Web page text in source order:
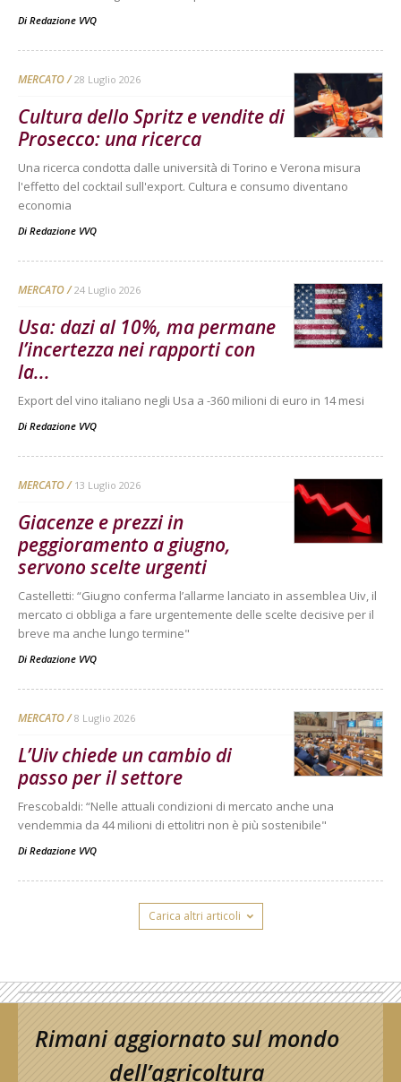
Di Redazione VVQ
MERCATO 28 Luglio 2026
Cultura dello Spritz e vendite di
Prosecco: una ricerca
Una ricerca condotta dalle università di Torino e Verona misura
l'effetto del cocktail sull'export. Cultura e consumo diventano
economia
Di Redazione VVQ
MERCATO 24 Luglio 2026
Usa: dazi al 10%, ma permane
l’incertezza nei rapporti con
la...
Export del vino italiano negli Usa a -360 milioni di euro in 14 mesi
Di Redazione VVQ
MERCATO 13 Luglio 2026
Giacenze e prezzi in
peggioramento a giugno,
servono scelte urgenti
Castelletti: “Giugno conferma l’allarme lanciato in assemblea Uiv, il
mercato ci obbliga a fare urgentemente delle scelte decisive per il
breve ma anche lungo termine"
Di Redazione VVQ
MERCATO 8 Luglio 2026
L’Uiv chiede un cambio di
passo per il settore
Frescobaldi: “Nelle attuali condizioni di mercato anche una
vendemmia da 44 milioni di ettolitri non è più sostenibile"
Di Redazione VVQ
Carica altri articoli
Rimani aggiornato sul mondo
dell’agricoltura